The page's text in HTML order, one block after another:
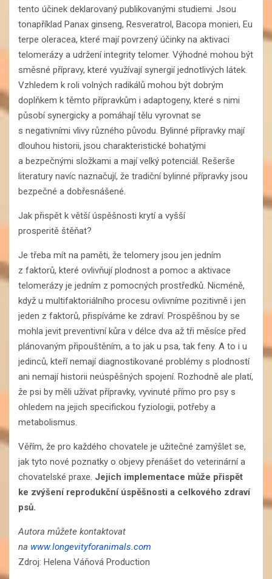
tento účinek deklarovaný publikovanými studiemi. Jsou
tonapříklad Panax ginseng, Resveratrol, Bacopa monieri, Eu
terpe oleracea, které mají povrzený účinky na aktivaci
telomerázy a udržení integrity telomer. Výhodné mohou být
směsné přípravy, které využívají synergií jednotlivých látek.
Vzhledem k roli volných radikálů mohou být dobrým
doplňkem k těmto přípravkům i adaptogeny, které s nimi
působí synergicky a pomáhají tělu vyrovnat se
s negativními vlivy různého původu. Bylinné přípravky mají
dlouhou historii, jsou charakteristické bohatými
a bezpečnými složkami a mají velký potenciál. Rešerše
literatury navíc naznačují, že tradiční bylinné přípravky jsou
bezpečné a dobřesnášené.
Jak přispět k větší úspěšnosti krytí a vyšší
prosperitě štěňat?
Je třeba mít na paměti, že telomery jsou jen jedním
z faktorů, které ovlivňují plodnost a pomoc a aktivace
telomerázy je jedním z pomocných prostředků. Nicméně,
když u multifaktoriálního procesu ovlivníme pozitivně i jen
jeden z faktorů, přispíváme ke zdraví. Prospěšnou by se
mohla jevit preventivní kůra v délce dva až tři měsíce před
plánovaným připouštěním, a to jak u psa, tak feny. A to i u
jedinců, kteří nemají diagnostikované problémy s plodností
ani nemají historii neúspěšných spojení. Rozhodně ale platí,
že psi by měli užívat přípravky, vyvinuté přímo pro psy s
ohledem na jejich specifickou fyziologii, potřeby a
metabolismus.
Věřím, že pro každého chovatele je užitečné zamýšlet se,
jak tyto nové poznatky o objevy přenášet do veterinární a
chovatelské praxe. Jejich implementace může přispět
ke zvýšení reprodukční úspěšnosti a celkového zdraví
psů.
Autora můžete kontaktovat
na www.longevityforanimals.com
Zdroj: Helena Váňová Production